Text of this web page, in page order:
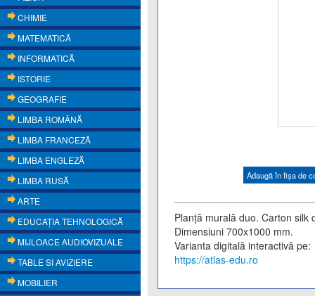
CHIMIE
MATEMATICĂ
INFORMATICĂ
ISTORIE
GEOGRAFIE
LIMBA ROMÂNĂ
LIMBA FRANCEZĂ
LIMBA ENGLEZĂ
LIMBA RUSĂ
ARTE
EDUCAŢIA TEHNOLOGICĂ
MIJLOACE AUDIOVIZUALE
TABLE SI AVIZIERE
MOBILIER
Adaugă în fişa de
Planță murală duo. Carton
Dimensiuni 700x1000 mm.
Varianta digitală interactivă pe:
https://atlas-edu.ro